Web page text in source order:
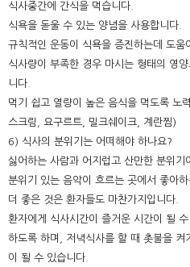
식사중간에 간식을 먹습니다.
식욕을 돋울 수 있는 양념을 사용합니다.
규칙적인 운동이 식욕을 증진하는데 도움
식사량이 부족한 경우 마시는 형태의 영
니다.
먹기 쉽고 열량이 높은 음식을 먹도록 노
스크림, 요구르트, 밀크쉐이크, 계란찜)
6) 식사의 분위기는 어떠해야 하나요?
싫어하는 사람과 어지럽고 산만한 분위
분위기 있는 음악이 흐르는 곳에서 좋아
더 좋은 것은 환자들도 마찬가지입니다.
환자에게 식사시간이 즐거운 시간이 될
하도록 하며, 저녁식사를 할 때 촛불을
이 될 수 있습니다.